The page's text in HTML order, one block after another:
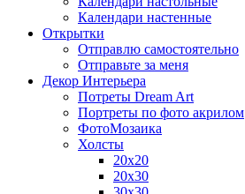
Календари настенные
Открытки
Отправлю самостоятельно
Отправьте за меня
Декор Интерьера
Потреты Dream Art
Портреты по фото акрилом
ФотоМозаика
Холсты
20х20
20х30